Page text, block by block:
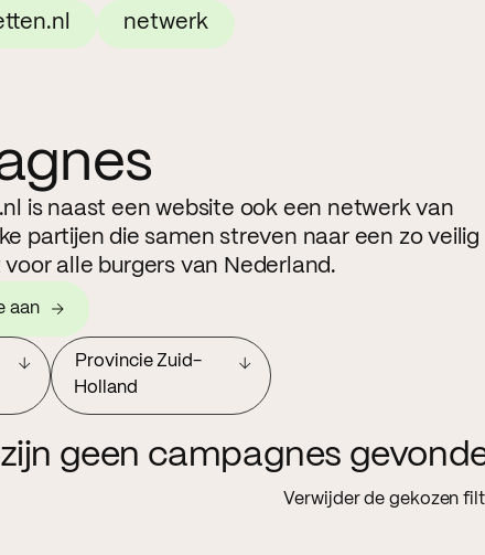
netwerk
is naast een website ook een netwerk van
partijen die samen streven naar een zo veilig
alle burgers van Nederland.
aan
Provincie Zuid-
Holland
zijn geen campagnes
Verwijder de gekozen